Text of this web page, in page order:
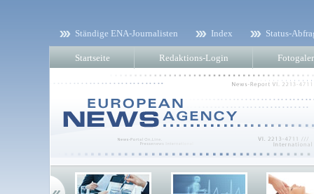
Ständige ENA-Journalisten Index Status-
Startseite Redaktions-Login